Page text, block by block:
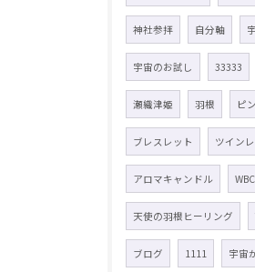
神社参拝 自分軸
宇宙のお試し 33333
瀬織津姫 羽根 ピ
ブレスレット ツイン
アロマキャンドル WBC
天使の羽根ヒーリング
ブログ 1111 宇宙